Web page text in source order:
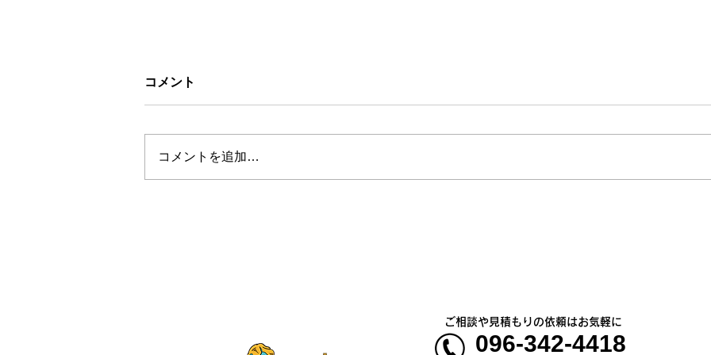
お盆休みについて
コメント
コメントを追加…
ご相談や見積もりの依頼はお気軽に
096-342-4418